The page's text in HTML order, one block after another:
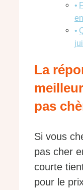
La
pas
Si vous
pas cher
courte
pour le